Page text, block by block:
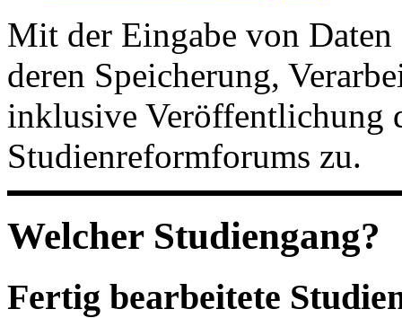
Mit der Eingabe von Daten
deren Speicherung,
inklusive Veröffentlichung
Studienreformforums zu.
Welcher Studiengang?
Fertig bearbeitete